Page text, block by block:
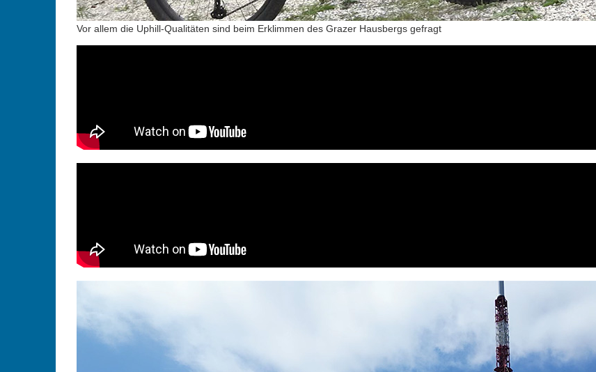
Vor allem die Uphill-Qualitäten sind beim Erklimmen des Grazer Hausbergs gefragt